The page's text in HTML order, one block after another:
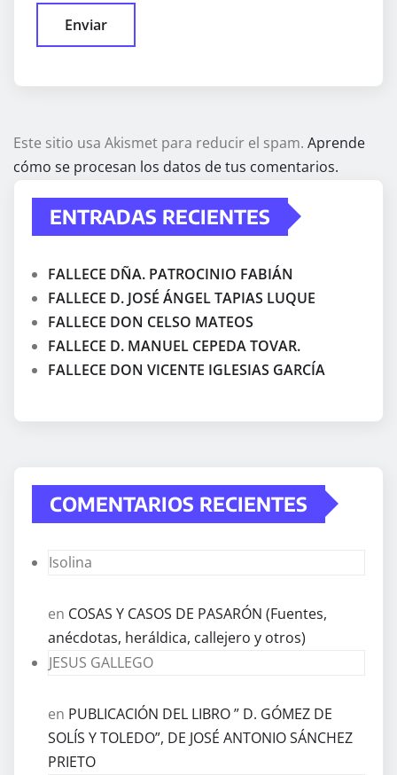
Este sitio usa Akismet para reducir el spam. Aprende
cómo se procesan los datos de tus comentarios.
ENTRADAS RECIENTES
FALLECE DÑA. PATROCINIO FABIÁN
FALLECE D. JOSÉ ÁNGEL TAPIAS LUQUE
FALLECE DON CELSO MATEOS
FALLECE D. MANUEL CEPEDA TOVAR.
FALLECE DON VICENTE IGLESIAS GARCÍA
COMENTARIOS RECIENTES
Isolina
en COSAS Y CASOS DE PASARÓN (Fuentes,
anécdotas, heráldica, callejero y otros)
JESUS GALLEGO
en PUBLICACIÓN DEL LIBRO ” D. GÓMEZ DE
SOLÍS Y TOLEDO”, DE JOSÉ ANTONIO SÁNCHEZ
PRIETO